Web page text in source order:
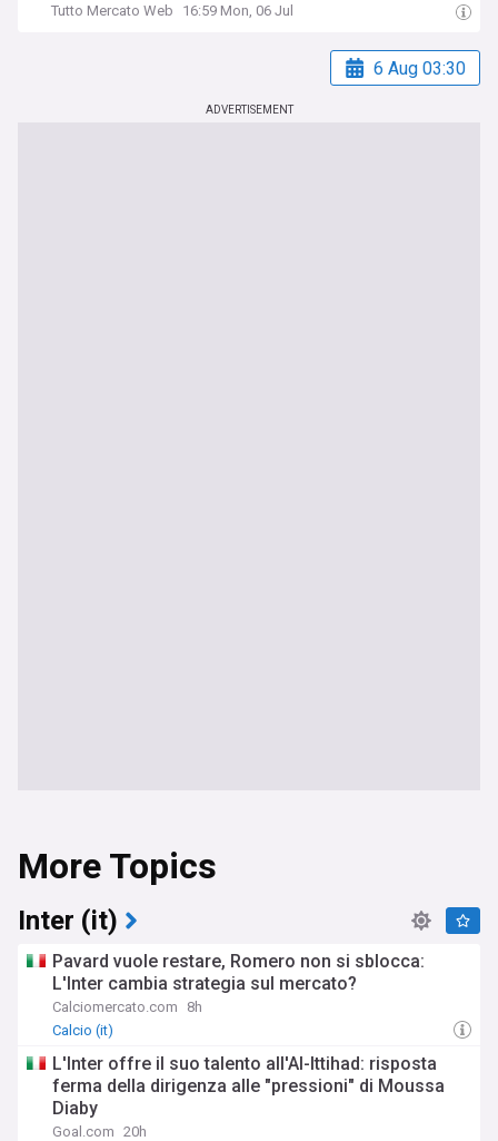
Tutto Mercato Web 16:59 Mon, 06 Jul
6 Aug 03:30
ADVERTISEMENT
More Topics
Inter (it)
Pavard vuole restare, Romero non si sblocca:
L'Inter cambia strategia sul mercato?
Calciomercato.com
8h
Calcio (it)
L'Inter offre il suo talento all'Al-Ittihad: risposta
ferma della dirigenza alle "pressioni" di Moussa
Diaby
Goal.com 20h